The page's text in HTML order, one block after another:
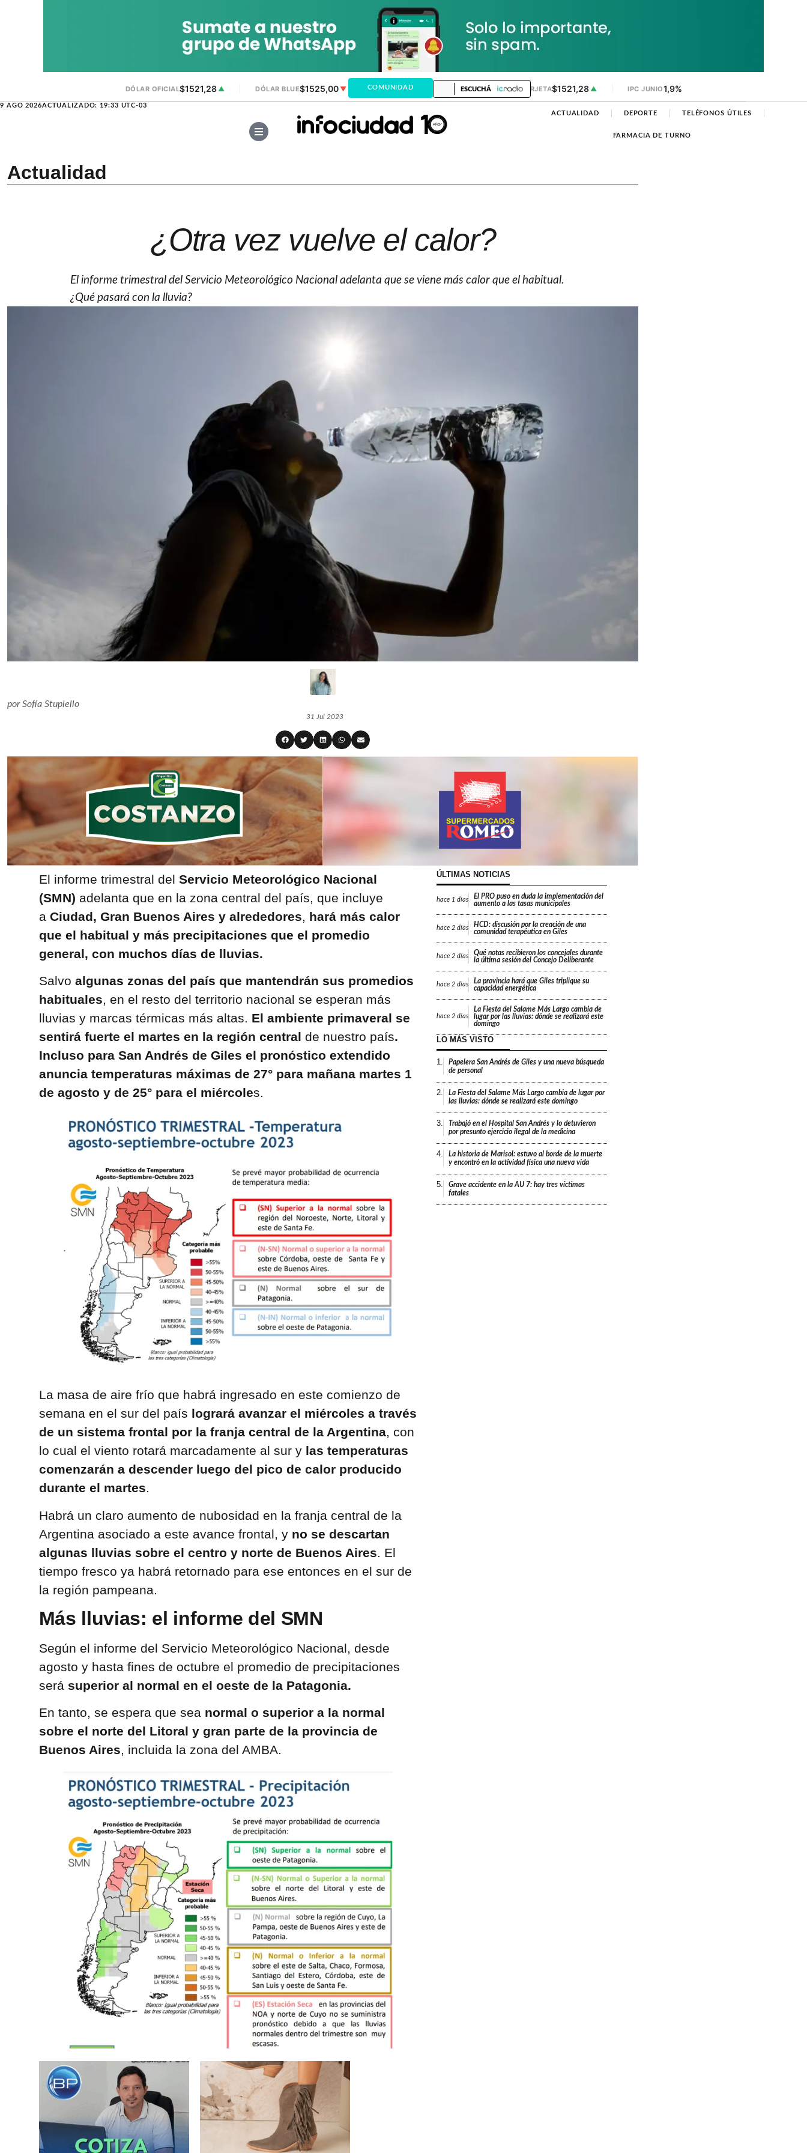
DÓLAR OFICIAL$1521,28 ▲ DÓLAR BLUE$1525,00▼ DÓLAR MEP ▲ DÓLAR TARJETA$1521,28 ▲ IPC JUNIO1,9%
9 AGO 2026ACTUALIZADO: 19:33 UTC-03
COMUNIDAD ESCUCHÁ
ACTUALIDAD DEPORTE TELÉFONOS ÚTILES
FARMACIA DE TURNO
Actualidad
¿Otra vez vuelve el calor?
El informe trimestral del Servicio Meteorológico Nacional adelanta que se viene más calor que el habitual.
¿Qué pasará con la lluvia?
porSofía Stupiello
31 Jul 2023
El informe trimestral del Servicio Meteorológico Nacional
(SMN) adelanta que en la zona central del país, que incluye
a Ciudad, Gran Buenos Aires y alrededores, hará más calor
que el habitual y más precipitaciones que el promedio
general, con muchos días de lluvias.
Salvo algunas zonas del país que mantendrán sus promedios
habituales, en el resto del territorio nacional se esperan más
lluvias y marcas térmicas más altas. El ambiente primaveral se
sentirá fuerte el martes en la región central de nuestro país.
Incluso para San Andrés de Giles el pronóstico extendido
anuncia temperaturas máximas de 27° para mañana martes 1
de agosto y de 25° para el miércoles.
La masa de aire frío que habrá ingresado en este comienzo de
semana en el sur del país logrará avanzar el miércoles a través
de un sistema frontal por la franja central de la Argentina, con
lo cual el viento rotará marcadamente al sur y las temperaturas
comenzarán a descender luego del pico de calor producido
durante el martes.
Habrá un claro aumento de nubosidad en la franja central de la
Argentina asociado a este avance frontal, y no se descartan
algunas lluvias sobre el centro y norte de Buenos Aires. El
tiempo fresco ya habrá retornado para ese entonces en el sur de
la región pampeana.
Más lluvias: el informe del SMN
Según el informe del Servicio Meteorológico Nacional, desde
agosto y hasta fines de octubre el promedio de precipitaciones
será superior al normal en el oeste de la Patagonia.
En tanto, se espera que sea normal o superior a la normal
sobre el norte del Litoral y gran parte de la provincia de
Buenos Aires, incluida la zona del AMBA.
ÚLTIMAS NOTICIAS
hace 1 días
El PRO puso en duda la implementación del
aumento a las tasas municipales
hace 2 días
HCD: discusión por la creación de una
comunidad terapéutica en Giles
hace 2 días
Qué notas recibieron los concejales durante
la última sesión del Concejo Deliberante
hace 2 días
La provincia hará que Giles triplique su
capacidad energética
hace 2 días
La Fiesta del Salame Más Largo cambia de
lugar por las lluvias: dónde se realizará este
domingo
LO MÁS VISTO
1.
Papelera San Andrés de Giles y una nueva búsqueda
de personal
2.
La Fiesta del Salame Más Largo cambia de lugar por
las lluvias: dónde se realizará este domingo
3.
Trabajó en el Hospital San Andrés y lo detuvieron
por presunto ejercicio ilegal de la medicina
4.
La historia de Marisol: estuvo al borde de la muerte
y encontró en la actividad física una nueva vida
5.
Grave accidente en la AU 7: hay tres víctimas
fatales